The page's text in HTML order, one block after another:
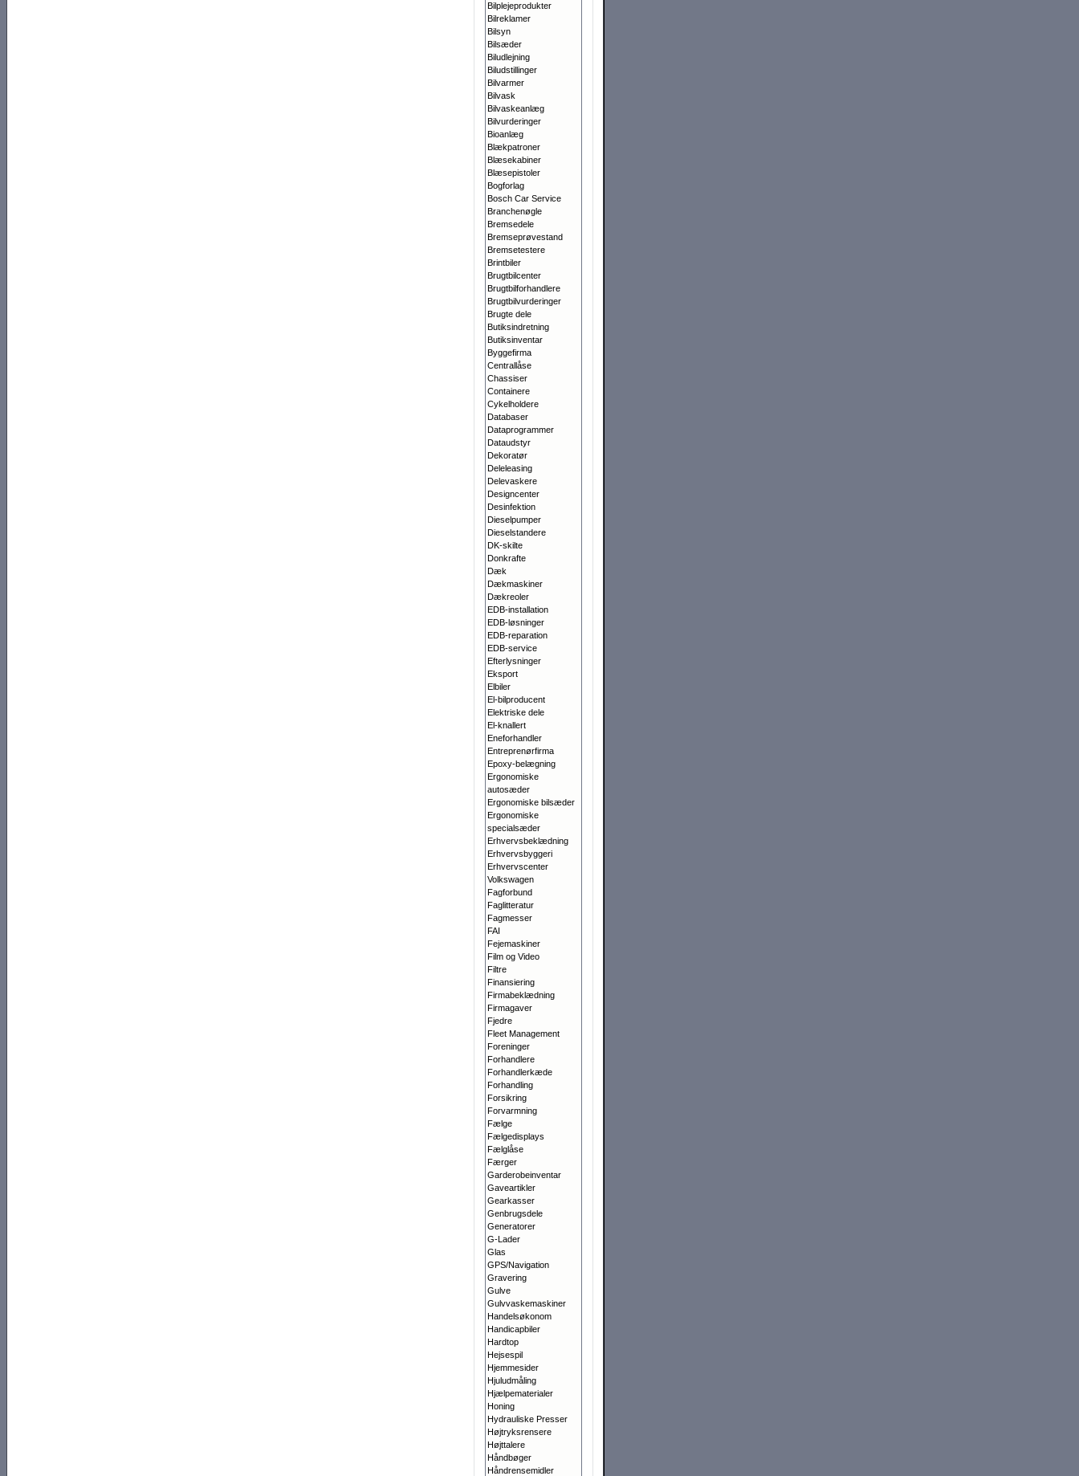
Bilplejeprodukter
Bilreklamer
Bilsyn
Bilsæder
Biludlejning
Biludstillinger
Bilvarmer
Bilvask
Bilvaskeanlæg
Bilvurderinger
Bioanlæg
Blækpatroner
Blæsekabiner
Blæsepistoler
Bogforlag
Bosch Car Service
Branchenøgle
Bremsedele
Bremseprøvestand
Bremsetestere
Brintbiler
Brugtbilcenter
Brugtbilforhandlere
Brugtbilvurderinger
Brugte dele
Butiksindretning
Butiksinventar
Byggefirma
Centrallåse
Chassiser
Containere
Cykelholdere
Databaser
Dataprogrammer
Dataudstyr
Dekoratør
Deleleasing
Delevaskere
Designcenter
Desinfektion
Dieselpumper
Dieselstandere
DK-skilte
Donkrafte
Dæk
Dækmaskiner
Dækreoler
EDB-installation
EDB-løsninger
EDB-reparation
EDB-service
Efterlysninger
Eksport
Elbiler
El-bilproducent
Elektriske dele
El-knallert
Eneforhandler
Entreprenørfirma
Epoxy-belægning
Ergonomiske
autosæder
Ergonomiske bilsæder
Ergonomiske
specialsæder
Erhvervsbeklædning
Erhvervsbyggeri
Erhvervscenter
Volkswagen
Fagforbund
Faglitteratur
Fagmesser
FAI
Fejemaskiner
Film og Video
Filtre
Finansiering
Firmabeklædning
Firmagaver
Fjedre
Fleet Management
Foreninger
Forhandlere
Forhandlerkæde
Forhandling
Forsikring
Forvarmning
Fælge
Fælgedisplays
Fælglåse
Færger
Garderobeinventar
Gaveartikler
Gearkasser
Genbrugsdele
Generatorer
G-Lader
Glas
GPS/Navigation
Gravering
Gulve
Gulvvaskemaskiner
Handelsøkonom
Handicapbiler
Hardtop
Hejsespil
Hjemmesider
Hjuludmåling
Hjælpematerialer
Honing
Hydrauliske Presser
Højtryksrensere
Højttalere
Håndbøger
Håndrensemidler